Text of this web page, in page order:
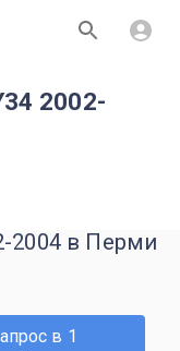
2002-
2004 в Перми
в 1